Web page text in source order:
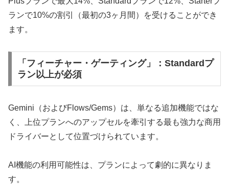
ランで10%の割引（最初の3ヶ月間）を受けることができ
ます。
「フィーチャー・ゲーティング」：Standardプ
ラン以上が必須
Gemini（およびFlows/Gems）は、単なる追加機能ではな
く、上位プランへのアップセルを牽引する最も強力な商用
ドライバーとして位置づけられています。
AI機能の利用可能性は、プランによって劇的に異なりま
す。